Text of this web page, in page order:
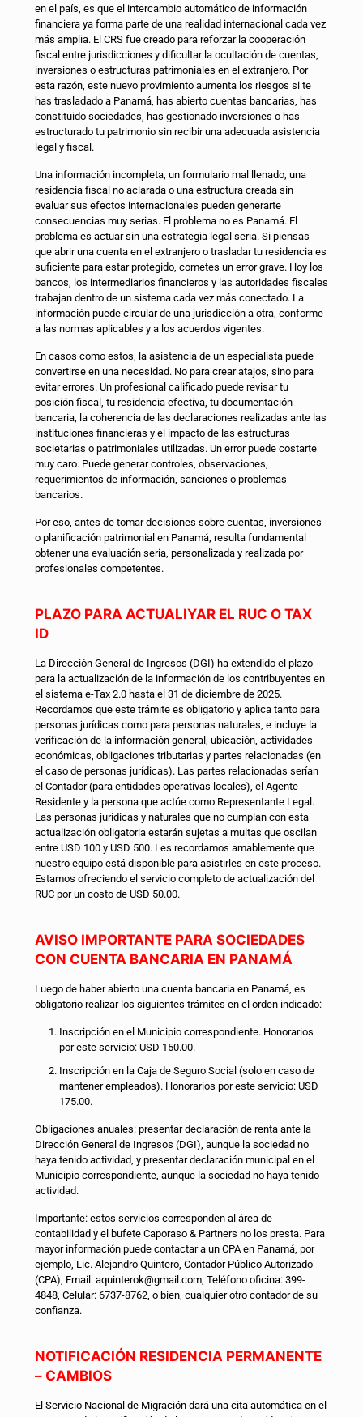
en el país, es que el intercambio automático de información
financiera ya forma parte de una realidad internacional cada vez
más amplia. El CRS fue creado para reforzar la cooperación
fiscal entre jurisdicciones y dificultar la ocultación de cuentas,
inversiones o estructuras patrimoniales en el extranjero. Por
esta razón, este nuevo provimiento aumenta los riesgos si te
has trasladado a Panamá, has abierto cuentas bancarias, has
constituido sociedades, has gestionado inversiones o has
estructurado tu patrimonio sin recibir una adecuada asistencia
legal y fiscal.
Una información incompleta, un formulario mal llenado, una
residencia fiscal no aclarada o una estructura creada sin
evaluar sus efectos internacionales pueden generarte
consecuencias muy serias. El problema no es Panamá. El
problema es actuar sin una estrategia legal seria. Si piensas
que abrir una cuenta en el extranjero o trasladar tu residencia es
suficiente para estar protegido, cometes un error grave. Hoy los
bancos, los intermediarios financieros y las autoridades fiscales
trabajan dentro de un sistema cada vez más conectado. La
información puede circular de una jurisdicción a otra, conforme
a las normas aplicables y a los acuerdos vigentes.
En casos como estos, la asistencia de un especialista puede
convertirse en una necesidad. No para crear atajos, sino para
evitar errores. Un profesional calificado puede revisar tu
posición fiscal, tu residencia efectiva, tu documentación
bancaria, la coherencia de las declaraciones realizadas ante las
instituciones financieras y el impacto de las estructuras
societarias o patrimoniales utilizadas. Un error puede costarte
muy caro. Puede generar controles, observaciones,
requerimientos de información, sanciones o problemas
bancarios.
Por eso, antes de tomar decisiones sobre cuentas, inversiones
o planificación patrimonial en Panamá, resulta fundamental
obtener una evaluación seria, personalizada y realizada por
profesionales competentes.
PLAZO PARA ACTUALIYAR EL RUC O TAX
ID
La Dirección General de Ingresos (DGI) ha extendido el plazo
para la actualización de la información de los contribuyentes en
el sistema e-Tax 2.0 hasta el 31 de diciembre de 2025.
Recordamos que este trámite es obligatorio y aplica tanto para
personas jurídicas como para personas naturales, e incluye la
verificación de la información general, ubicación, actividades
económicas, obligaciones tributarias y partes relacionadas (en
el caso de personas jurídicas). Las partes relacionadas serían
el Contador (para entidades operativas locales), el Agente
Residente y la persona que actúe como Representante Legal.
Las personas jurídicas y naturales que no cumplan con esta
actualización obligatoria estarán sujetas a multas que oscilan
entre USD 100 y USD 500. Les recordamos amablemente que
nuestro equipo está disponible para asistirles en este proceso.
Estamos ofreciendo el servicio completo de actualización del
RUC por un costo de USD 50.00.
AVISO IMPORTANTE PARA SOCIEDADES
CON CUENTA BANCARIA EN PANAMÁ
Luego de haber abierto una cuenta bancaria en Panamá, es
obligatorio realizar los siguientes trámites en el orden indicado:
Inscripción en el Municipio correspondiente. Honorarios
por este servicio: USD 150.00.
Inscripción en la Caja de Seguro Social (solo en caso de
mantener empleados). Honorarios por este servicio: USD
175.00.
Obligaciones anuales: presentar declaración de renta ante la
Dirección General de Ingresos (DGI), aunque la sociedad no
haya tenido actividad, y presentar declaración municipal en el
Municipio correspondiente, aunque la sociedad no haya tenido
actividad.
Importante: estos servicios corresponden al área de
contabilidad y el bufete Caporaso & Partners no los presta. Para
mayor información puede contactar a un CPA en Panamá, por
ejemplo, Lic. Alejandro Quintero, Contador Público Autorizado
(CPA), Email: aquinterok@gmail.com , Teléfono oficina: 399-
4848, Celular: 6737-8762, o bien, cualquier otro contador de su
confianza.
NOTIFICACIÓN RESIDENCIA PERMANENTE
– CAMBIOS
El Servicio Nacional de Migración dará una cita automática en el